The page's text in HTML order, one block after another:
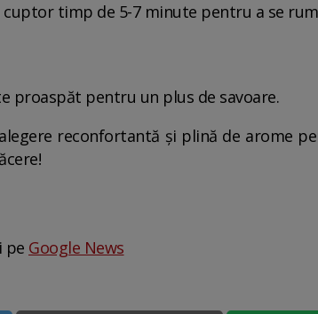
timp de 5-7 minute pentru a se
proaspăt pentru un plus de savoare.
reconfortantă și plină de arome
pe Google News